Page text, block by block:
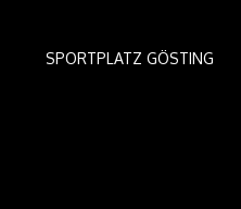
SPORTPLATZ GÖSTING